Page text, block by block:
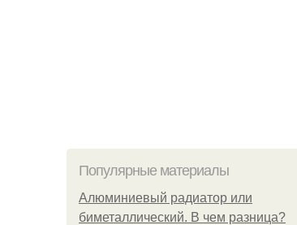
Популярные материалы
Алюминиевый радиатор или
биметаллический. В чем разница?